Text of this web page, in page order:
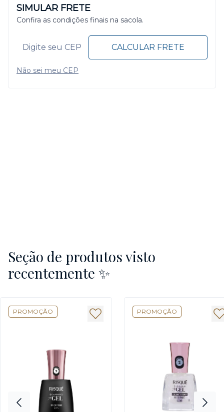
SIMULAR FRETE
Confira as condições finais na sacola.
CALCULAR FRETE
Não sei meu CEP
Seção de produtos visto
recentemente ✨
PROMOÇÃO PROMOÇÃO